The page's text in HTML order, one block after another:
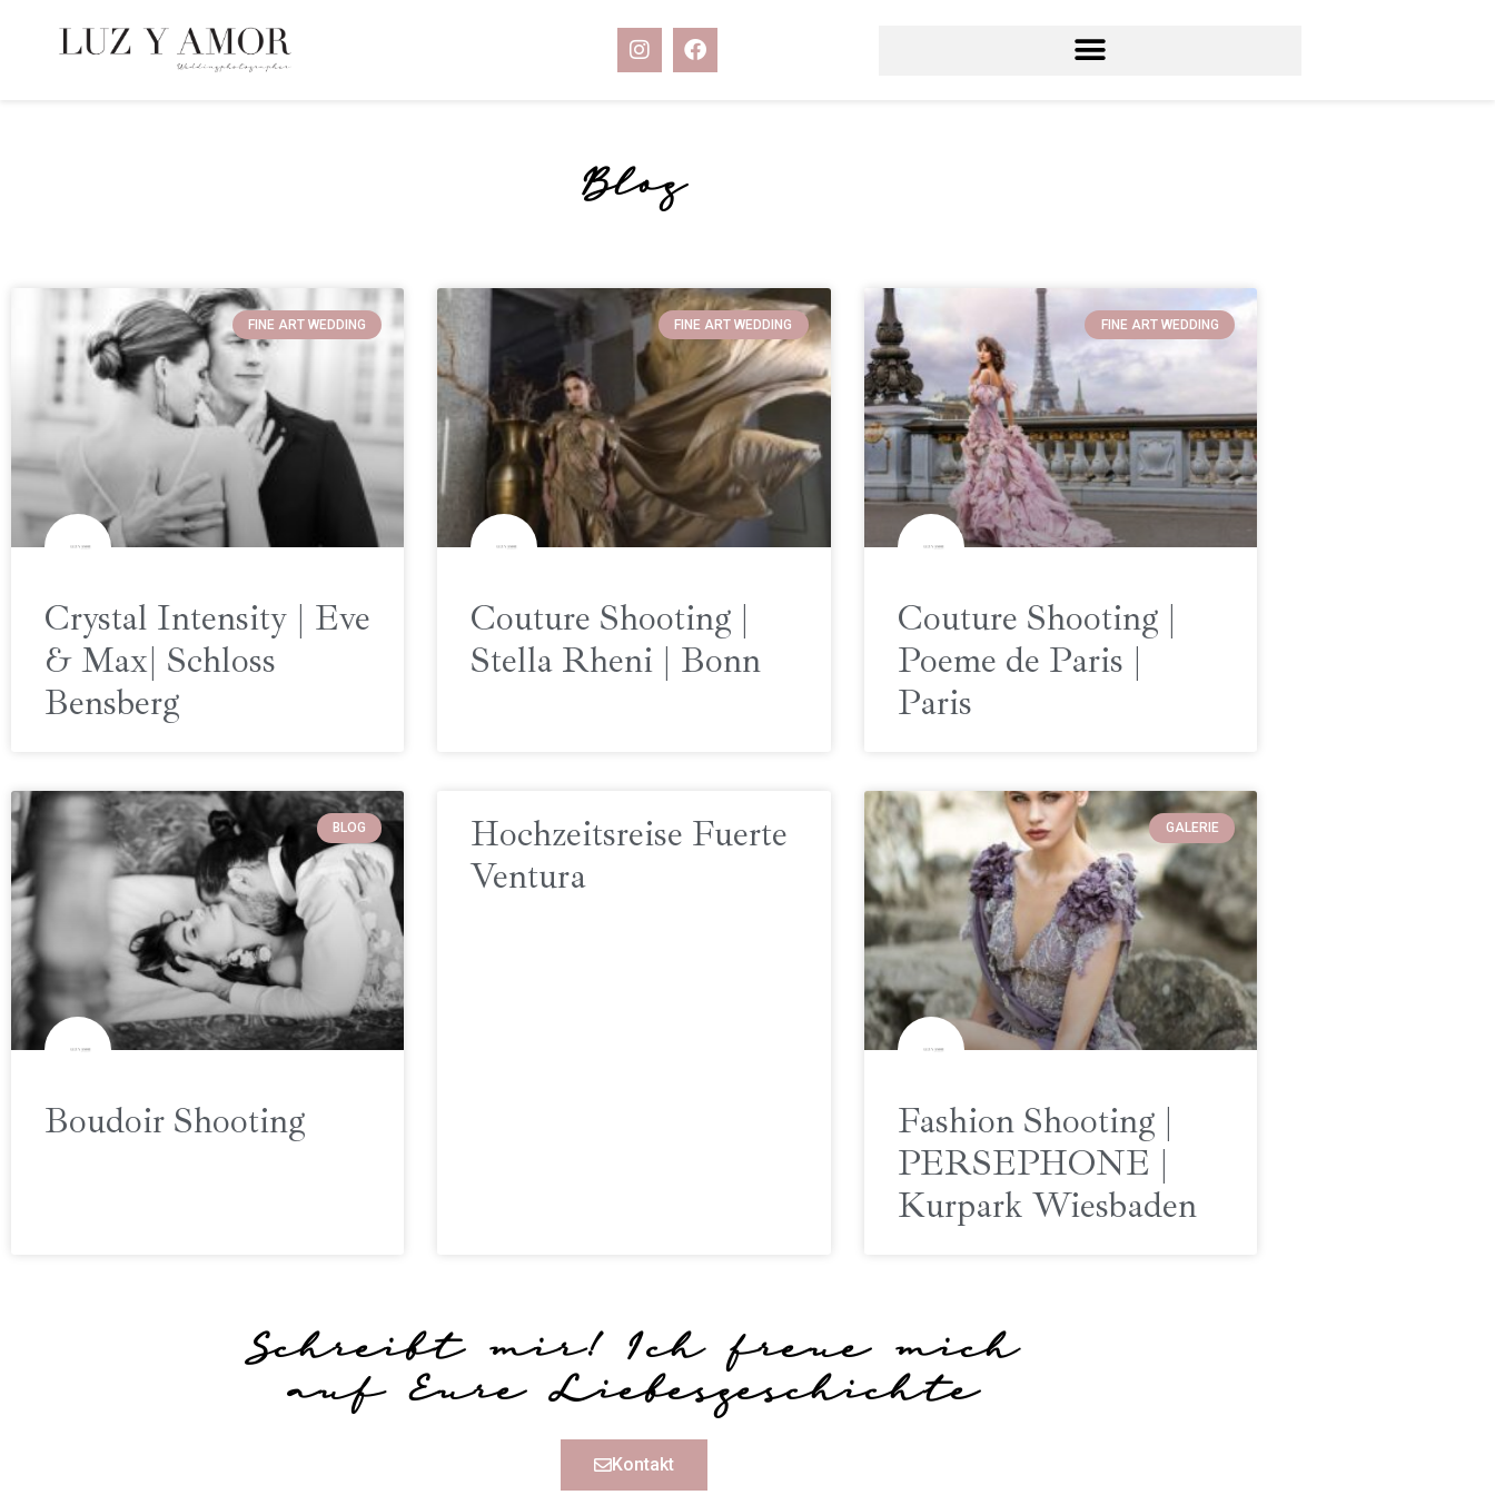
Blog
FINE ART WEDDING
Crystal Intensity | Eve
& Max| Schloss
Bensberg
FINE ART WEDDING
Couture Shooting |
Stella Rheni | Bonn
FINE ART WEDDING
Couture Shooting |
Poeme de Paris |
Paris
BLOG
Boudoir Shooting
Hochzeitsreise Fuerte
Ventura
GALERIE
Fashion Shooting |
PERSEPHONE |
Kurpark Wiesbaden
Schreibt mir! Ich freue mich
auf Eure Liebesgeschichte
Kontakt